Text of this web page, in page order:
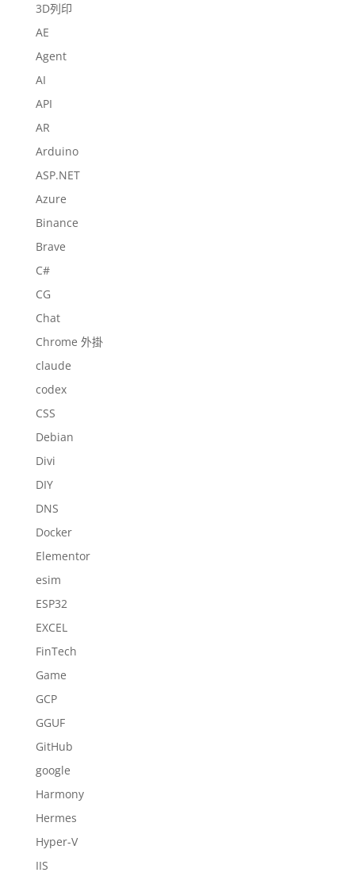
3D列印
AE
Agent
AI
API
AR
Arduino
ASP.NET
Azure
Binance
Brave
C#
CG
Chat
Chrome 外掛
claude
codex
CSS
Debian
Divi
DIY
DNS
Docker
Elementor
esim
ESP32
EXCEL
FinTech
Game
GCP
GGUF
GitHub
google
Harmony
Hermes
Hyper-V
IIS